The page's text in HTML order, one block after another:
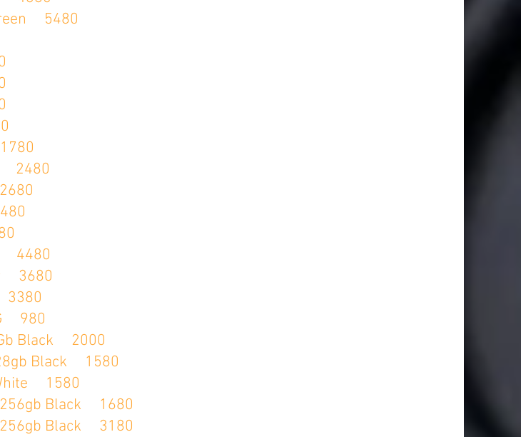
5480
2480
4480
3680
3380
980
Black 2000
Black 1580
1580
Black 1680
Black 3180